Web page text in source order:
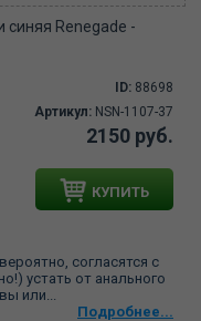
синяя Renegade -
ID: 88698
Артикул: NSN-1107-37
2150 руб.
КУПИТЬ
согласятся с
устать от анального
или...
Подробнее...